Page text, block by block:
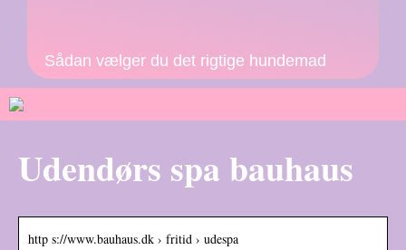
Sådan vælger du det rigtige hundemad
Udendørs spa bauhaus
http s://www.bauhaus.dk › fritid › udespa